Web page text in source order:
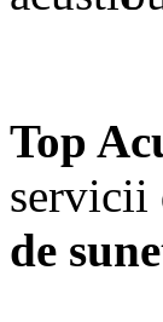
Top
servicii
de